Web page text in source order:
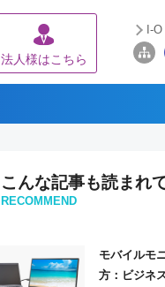
法人様はこちら
I-O
こんな記事も読まれ
RECOMMEND
モバイルモ
方：ビジネ